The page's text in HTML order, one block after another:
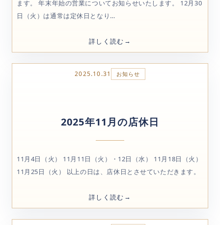
ます。 年末年始の営業についてお知らせいたします。 12月30
日（火）は通常は定休日となり…
詳しく読む
2025.10.31 お知らせ
2025年11月の店休日
11月4日（火） 11月11日（火）・12日（水） 11月18日（火）
11月25日（火） 以上の日は、店休日とさせていただきます。
詳しく読む